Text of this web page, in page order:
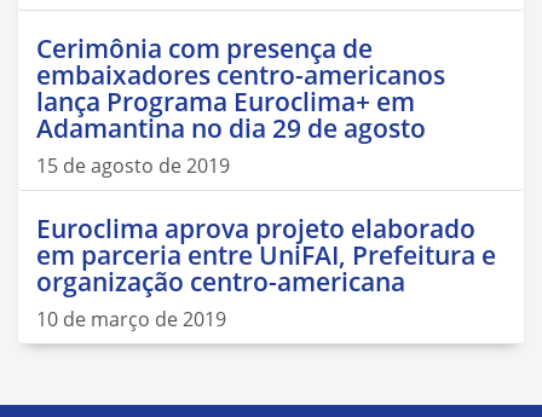
Cerimônia com presença de
embaixadores centro-americanos
lança Programa Euroclima+ em
Adamantina no dia 29 de agosto
15 de agosto de 2019
Euroclima aprova projeto elaborado
em parceria entre UniFAI, Prefeitura e
organização centro-americana
10 de março de 2019